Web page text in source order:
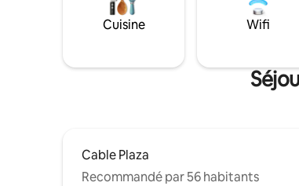
Cuisine Wifi
Cable Plaza
Recommandé par 56 habitants